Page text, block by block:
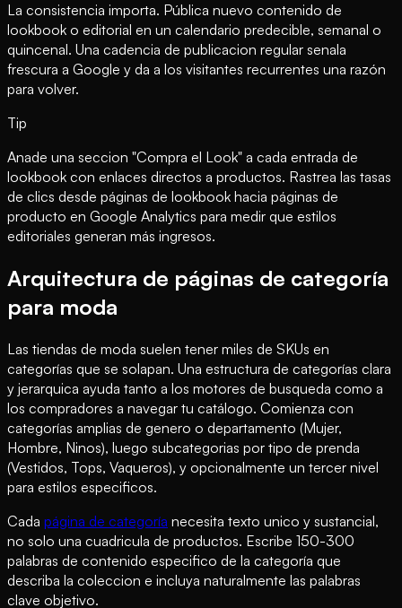
La consistencia importa. Pública nuevo contenido de
lookbook o editorial en un calendario predecible, semanal o
quincenal. Una cadencia de publicacion regular senala
frescura a Google y da a los visitantes recurrentes una razón
para volver.
Tip
Anade una seccion "Compra el Look" a cada entrada de
lookbook con enlaces directos a productos. Rastrea las tasas
de clics desde páginas de lookbook hacia páginas de
producto en Google Analytics para medir que estilos
editoriales generan más ingresos.
Arquitectura de páginas de categoría
para moda
Las tiendas de moda suelen tener miles de SKUs en
categorías que se solapan. Una estructura de categorías clara
y jerarquica ayuda tanto a los motores de busqueda como a
los compradores a navegar tu catálogo. Comienza con
categorías amplias de genero o departamento (Mujer,
Hombre, Ninos), luego subcategorias por tipo de prenda
(Vestidos, Tops, Vaqueros), y opcionalmente un tercer nivel
para estilos especificos.
Cada página de categoría necesita texto unico y sustancial,
no solo una cuadricula de productos. Escribe 150-300
palabras de contenido especifico de la categoría que
describa la coleccion e incluya naturalmente las palabras
clave objetivo.